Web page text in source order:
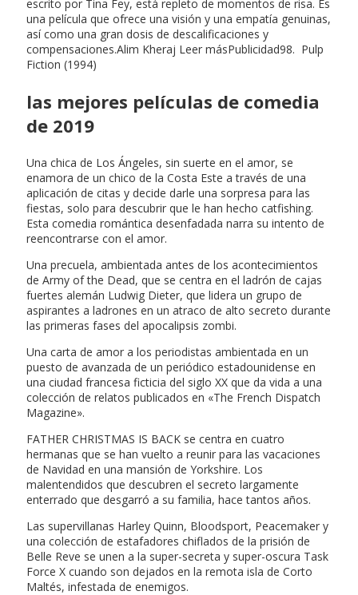
escrito por Tina Fey, está repleto de momentos de risa. Es
una película que ofrece una visión y una empatía genuinas,
así como una gran dosis de descalificaciones y
compensaciones.Alim Kheraj Leer másPublicidad98. Pulp
Fiction (1994)
las mejores películas de comedia
de 2019
Una chica de Los Ángeles, sin suerte en el amor, se
enamora de un chico de la Costa Este a través de una
aplicación de citas y decide darle una sorpresa para las
fiestas, solo para descubrir que le han hecho catfishing.
Esta comedia romántica desenfadada narra su intento de
reencontrarse con el amor.
Una precuela, ambientada antes de los acontecimientos
de Army of the Dead, que se centra en el ladrón de cajas
fuertes alemán Ludwig Dieter, que lidera un grupo de
aspirantes a ladrones en un atraco de alto secreto durante
las primeras fases del apocalipsis zombi.
Una carta de amor a los periodistas ambientada en un
puesto de avanzada de un periódico estadounidense en
una ciudad francesa ficticia del siglo XX que da vida a una
colección de relatos publicados en «The French Dispatch
Magazine».
FATHER CHRISTMAS IS BACK se centra en cuatro
hermanas que se han vuelto a reunir para las vacaciones
de Navidad en una mansión de Yorkshire. Los
malentendidos que descubren el secreto largamente
enterrado que desgarró a su familia, hace tantos años.
Las supervillanas Harley Quinn, Bloodsport, Peacemaker y
una colección de estafadores chiflados de la prisión de
Belle Reve se unen a la super-secreta y super-oscura Task
Force X cuando son dejados en la remota isla de Corto
Maltés, infestada de enemigos.